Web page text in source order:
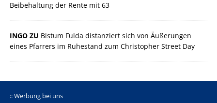
Beibehaltung der Rente mit 63
INGO ZU Bistum Fulda distanziert sich von Äußerungen
eines Pfarrers im Ruhestand zum Christopher Street Day
:: Werbung bei uns